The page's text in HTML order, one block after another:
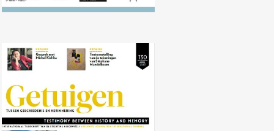
Nr. 130 (04/2020) Receptie van de
Holocaust en mentaliteitswijziging
in Joodse en Christelijke milieus